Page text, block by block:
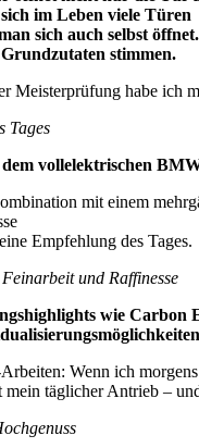
im Leben viele Türen
sich auch selbst
stimmen.
Meisterprüfung habe ich
Tages
vollelektrischen
mit einem
Empfehlung des Tages.
und Raffinesse
wie Carbon
Wenn ich
täglicher Antrieb –